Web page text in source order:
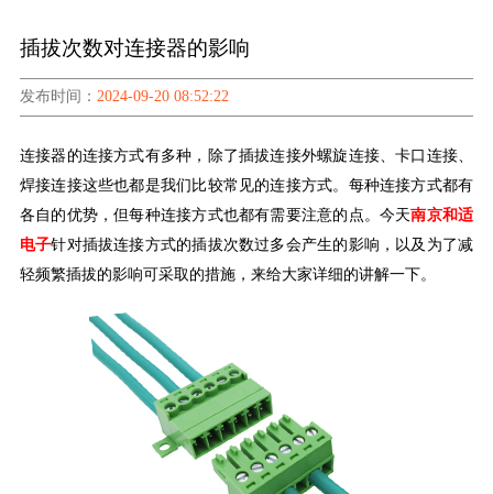
插拔次数对连接器的影响
发布时间： 2024-09-20 08:52:22
连接器的连接方式有多种，除了插拔连接外螺旋连接、卡口连接、
焊接连接这些也都是我们比较常见的连接方式。每种连接方式都有
各自的优势，但每种连接方式也都有需要注意的点。今天南京和适
电子针对插拔连接方式的插拔次数过多会产生的影响，以及 为了减
轻频繁插拔的影响可采取 的措施， 来给大家详细的讲解一下。